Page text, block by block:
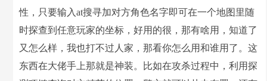
性，只要输入at搜寻加对方角色名字即可在一个地图里随
时探查到任意玩家的坐标，好用的很，那有啥用，知道了
又怎么样，我也打不过人家，那看你怎么用和谁用了。这
东西在大佬手上那就是神装。比如在攻杀过程中，利用探